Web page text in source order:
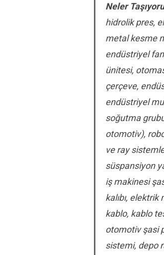
Neler
hidrolik pres,
metal kesme
endüstriyel
ünitesi,
çerçeve,
endüstriyel
soğutma
otomotiv),
ve ray
süspansiyon
iş makinesi
kalıbı,
kablo, kablo
otomotiv şasi
sistemi, depo